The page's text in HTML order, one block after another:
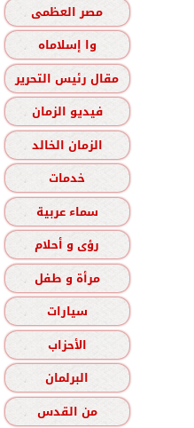
مصر العظمى
وا إسلاماه
مقال رئيس التحرير
فيديو الزمان
الزمان الخالد
خدمات
سماء عربية
رؤى و أحلام
مرأة و طفل
سيارات
الأحزاب
البرلمان
من القدس